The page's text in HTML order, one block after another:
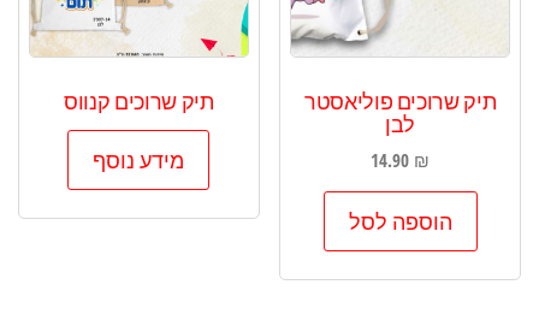
תיק שרוכים פוליאסטר
לבן
14.90 ₪
הוספה לסל
תיק שרוכים קנווס
מידע נוסף